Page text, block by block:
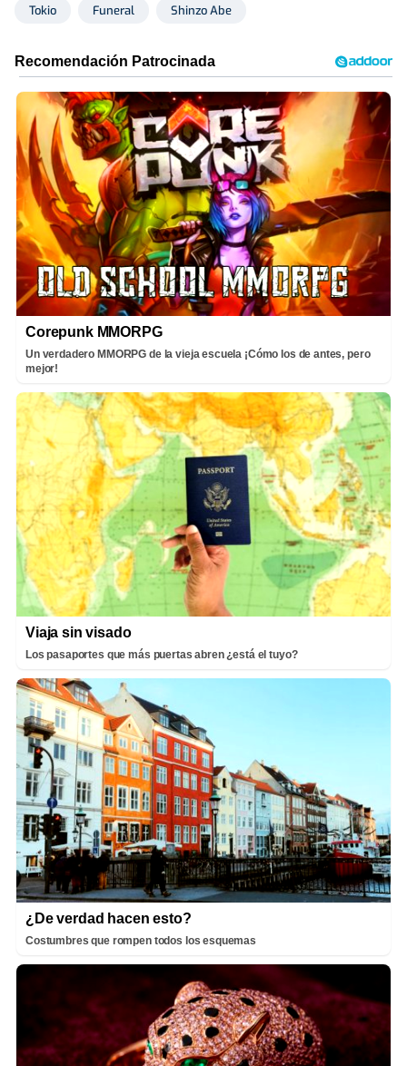
Tokio Funeral Shinzo Abe
Corepunk MMORPG
Un verdadero MMORPG de la vieja escuela ¡Cómo los de antes, pero
mejor!
Viaja sin visado
Los pasaportes que más puertas abren ¿está el tuyo?
¿De verdad hacen esto?
Costumbres que rompen todos los esquemas